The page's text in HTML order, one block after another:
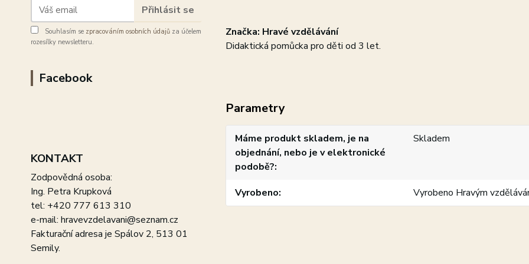
Přihlásit se
Souhlasím se zpracováním osobních údajů za účelem
rozesílky newsletteru.
Facebook
KONTAKT
Zodpovědná osoba:
Ing. Petra Krupková
tel: +420 777 613 310
e-mail: hravevzdelavani@seznam.cz
Fakturační adresa je Spálov 2, 513 01
Semily.
Značka: Hravé vzdělávání
Didaktická pomůcka pro děti od 3 let.
Parametry
Máme produkt skladem, je na
objednání, nebo je v elektronické
podobě?
Skladem
Vyrobeno Vyrobeno Hravým